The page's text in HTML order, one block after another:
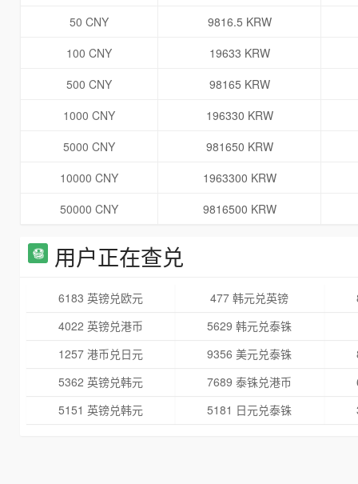
50 CNY
9816.5 KRW
100 CNY
19633 KRW
500 CNY
98165 KRW
1000 CNY
196330 KRW
5000 CNY
981650 KRW
10000 CNY
1963300 KRW
50000 CNY
9816500 KRW
用户正在查兑
6183 英镑兑欧元 477 韩元兑英镑
4022 英镑兑港币
5629 韩元兑泰铢
1257 港币兑日元
9356 美元兑泰铢
5362 英镑兑韩元
7689 泰铢兑港币
5151 英镑兑韩元
5181 日元兑泰铢